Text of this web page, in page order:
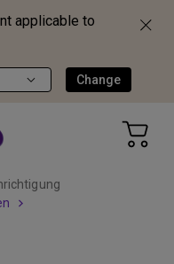
applicable to
Change